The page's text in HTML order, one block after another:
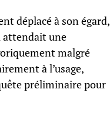
déplacé à son égard,
attendait une
malgré
à l’usage,
préliminaire pour